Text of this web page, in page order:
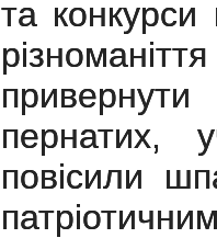
та конкурси
пернатих,
повісили